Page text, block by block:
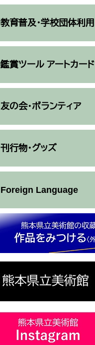
教育普及・学校団体利用
鑑賞ツール アートカード
友の会・ボランティア
刊行物・グッズ
Foreign Language